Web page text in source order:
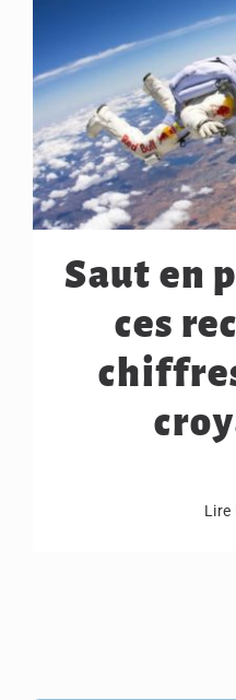
Saut en
ces
Lire